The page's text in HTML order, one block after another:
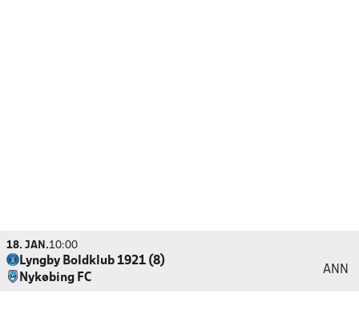
18. JAN.10:00
Lyngby Boldklub 1921 (8)
Nykøbing FC
ANN